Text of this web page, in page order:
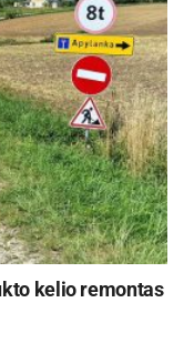
nuovažos –
ir
Respublikos
takas
ežero Astravo
kelio remontas